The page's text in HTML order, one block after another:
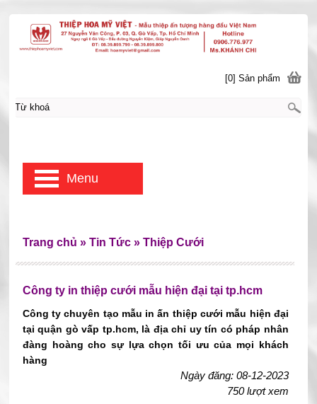
Công ty in thiệp cưới mẫu hiện đại tại tp.hcm
Công ty chuyên tạo mẫu in ấn thiệp cưới mẫu hiện đại
tại quận gò vấp tp.hcm, là địa chỉ uy tín có pháp nhân
đàng hoàng cho sự lựa chọn tối ưu của mọi khách
hàng
Ngày đăng: 08-12-2023
750 lượt xem
Trang chủ » Tin Tức » Thiệp Cưới
[0] Sản phẩm
Menu